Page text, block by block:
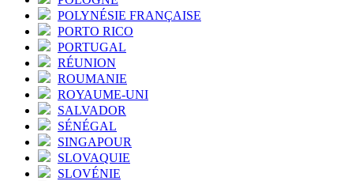
POLYNÉSIE FRANÇAISE
PORTO RICO
PORTUGAL
RÉUNION
ROUMANIE
ROYAUME-UNI
SALVADOR
SÉNÉGAL
SINGAPOUR
SLOVAQUIE
SLOVÉNIE